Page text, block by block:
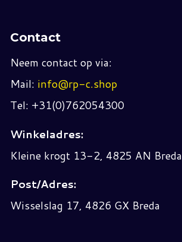
Contact
Neem contact op via:
Mail: info@rp-c.shop
Tel: +31(0)762054300
Winkeladres:
Kleine krogt 13-2, 4825 AN Breda
Post/Adres:
Wisselslag 17, 4826 GX Breda